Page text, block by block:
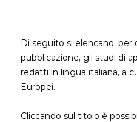
Di seguito si elencano, per
pubblicazione, gli studi di
redatti in lingua italiana, a
Europei.
Cliccando sul titolo è